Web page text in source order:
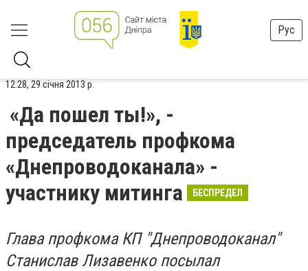
Рус
12:28, 29 січня 2013 р.
«Да пошел ты!», -
председатель профкома
«Днепроводоканала» -
участнику митинга
БЕСПРЕДЕЛ
Глава профкома КП "Днепроводоканал"
Станислав Лизавенко посылал